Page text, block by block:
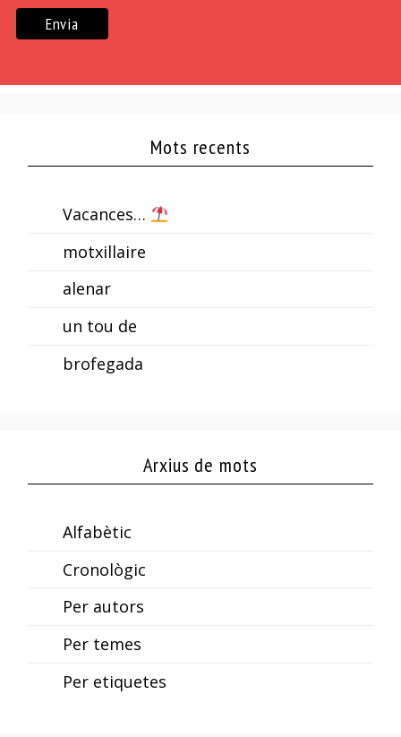
Mots recents
Vacances…
motxillaire
alenar
un tou de
brofegada
Arxius de mots
Alfabètic
Cronològic
Per autors
Per temes
Per etiquetes